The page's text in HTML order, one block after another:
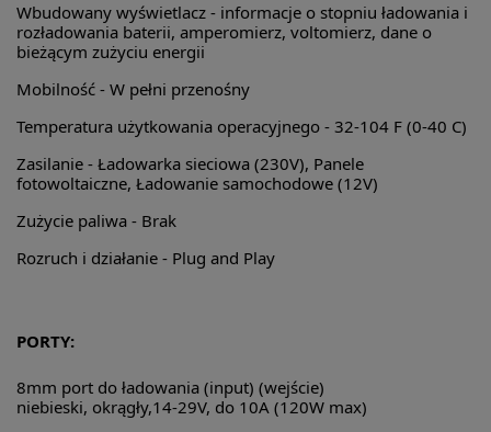
Wbudowany wyświetlacz - informacje o stopniu ładowania i
rozładowania baterii, amperomierz, voltomierz, dane o
bieżącym zużyciu energii
Mobilność - W pełni przenośny
Temperatura użytkowania operacyjnego - 32-104 F (0-40 C)
Zasilanie - Ładowarka sieciowa (230V), Panele
fotowoltaiczne, Ładowanie samochodowe (12V)
Zużycie paliwa - Brak
Rozruch i działanie - Plug and Play
PORTY:
8mm port do ładowania (input) (wejście)
niebieski, okrągły,14-29V, do 10A (120W max)